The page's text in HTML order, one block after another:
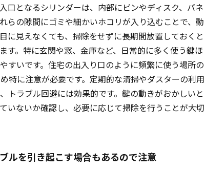
口となるシリンダーは、内部にピンやディスク、バネ
らの隙間にゴミや細かいホコリが入り込むことで、動
に見えなくても、掃除をせずに長期間放置しておくと
す。特に玄関や窓、金庫など、日常的に多く使う鍵ほ
すいです。住宅の出入り口のように頻繁に使う場所の
特に注意が必要です。定期的な清掃やダスターの利用
トラブル回避には効果的です。鍵の動きがおかしいと
いないか確認し、必要に応じて掃除を行うことが大切
ルを引き起こす場合もあるので注意